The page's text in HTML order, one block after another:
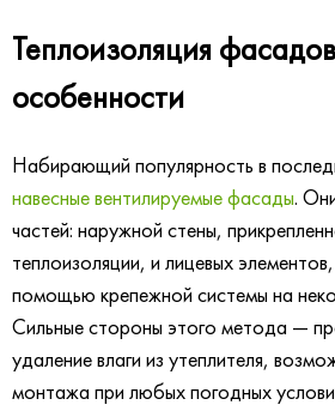
Теплоизоляция
особенности
Набирающий популярность в
навесные вентилируемые фасады.
частей: наружной стены,
теплоизоляции, и лицевых
помощью крепежной системы на
Сильные стороны этого метода —
удаление влаги из утеплителя,
монтажа при любых погодных